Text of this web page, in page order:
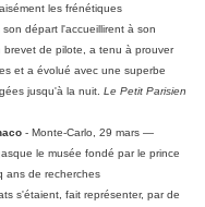
les frénétiques
départ l'accueillirent à son
de pilote, a tenu à prouver
et a évolué avec une superbe
jusqu'à la nuit. Le Petit Parisien
- Monte-Carlo, 29 mars —
le musée fondé par le prince
ans de recherches
s'étaient, fait représenter, par de